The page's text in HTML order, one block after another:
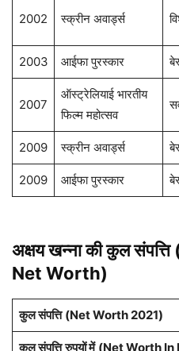
2002 स्क्रीन अवार्ड्स
2003 आईफा पुरस्कार
2007
ऑस्ट्रेलियाई भारतीय
फिल्म महोत्सव
2009 स्क्रीन अवार्ड्स
2009 आईफा पुरस्कार
अक्षय खन्ना की कुल
Net Worth)
कुल संपत्ति (Net Worth 2021)
कुल संपत्ति रुपयों में (Net Worth In